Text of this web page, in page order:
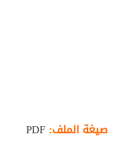
صيغة الملف: